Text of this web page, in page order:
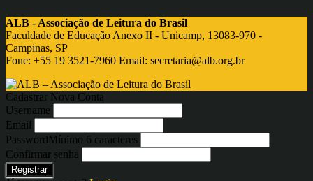
ALB - Associação de Leitura do Brasil
Faculdade de Educação Anexo II - Unicamp, 13083-970 -
Campinas, SP
Fone: +55 19 3521-7960 Email: secretaria@alb.org.br
Cadastrar Nova Conta
Username
Email
PasswordMínimo 6 caracteres
Confirmar senha
Registrar